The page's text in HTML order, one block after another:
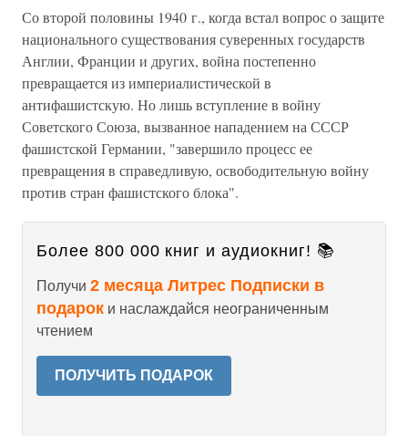
Со второй половины 1940 г., когда встал вопрос о защите
национального существования суверенных государств
Англии, Франции и других, война постепенно
превращается из империалистической в
антифашистскую. Но лишь вступление в войну
Советского Союза, вызванное нападением на СССР
фашистской Германии, "завершило процесс ее
превращения в справедливую, освободительную войну
против стран фашистского блока".
Более 800 000 книг и аудиокниг! 📚
Получи 2 месяца Литрес Подписки в
подарок и наслаждайся неограниченным
чтением
ПОЛУЧИТЬ ПОДАРОК